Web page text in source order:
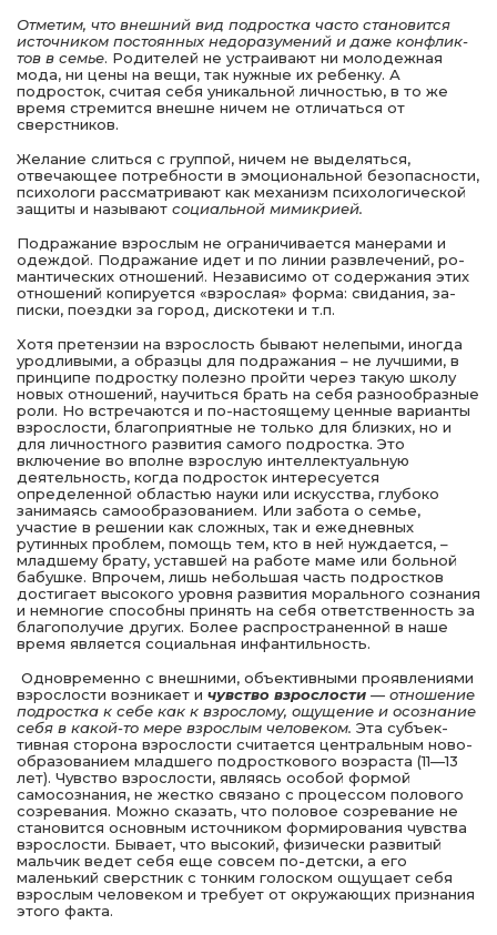
Отметим, что внешний вид подростка часто становится
источником постоянных недоразумений и даже конфлик­
тов в семье. Родителей не устраивают ни молодежная
мода, ни цены на вещи, так нужные их ребенку. А
подросток, считая себя уникальной личностью, в то же
время стремится внешне ничем не отличаться от
сверстников.
Желание слиться с груп­пой, ничем не выделяться,
отвечающее потребности в эмо­циональной безопасности,
психологи рассматривают как механизм психологической
защиты и называют социаль­ной мимикрией.
Подражание взрослым не ограничивается манерами и
одеждой. Подражание идет и по линии развлечений, ро­
мантических отношений. Независимо от содержания этих
отношений копируется «взрослая» форма: свидания, за­
писки, поездки за город, дискотеки и т.п.
Хотя претензии на взрослость бывают нелепыми, иног­да
уродливыми, а образцы для подражания – не лучши­ми, в
принципе подростку полезно пройти через такую школу
новых отношений, научиться брать на себя разно­образные
роли. Но встречаются и по-настоящему ценные варианты
взрослости, благоприятные не только для близ­ких, но и
для личностного развития самого подростка. Это
включение во вполне взрослую интеллектуальную
деятель­ность, когда подросток интересуется
определенной облас­тью науки или искусства, глубоко
занимаясь самообразо­ванием. Или забота о семье,
участие в решении как слож­ных, так и ежедневных
рутинных проблем, помощь тем, кто в ней нуждается, –
младшему брату, уставшей на ра­боте маме или больной
бабушке. Впрочем, лишь неболь­шая часть подростков
достигает высокого уровня развития морального сознания
и немногие способны принять на себя ответственность за
благополучие других. Более распростра­ненной в наше
время является социальная инфантильность.
Одновременно с внешними, объективными проявлени­ями
взрослости возникает и чувство взрослости — отно­шение
подростка к себе как к взрослому, ощущение и осоз­нание
себя в какой-то мере взрослым человеком. Эта субъек­
тивная сторона взрослости считается центральным ново­
образованием младшего подросткового возраста (11—13
лет). Чувство взрослости, являясь особой формой
самосозна­ния, не жестко связано с процессом полового
созревания. Можно сказать, что половое созревание не
становится ос­новным источником формирования чувства
взрослости. Бывает, что высокий, физически развитый
мальчик ведет себя еще совсем по-детски, а его
маленький сверстник с тонким голоском ощущает себя
взрослым человеком и тре­бует от окружающих признания
этого факта.